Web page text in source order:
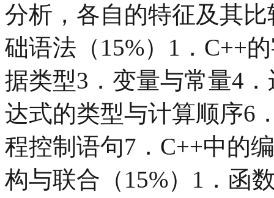
分析，各自的特征及其
础语法（15%）1．C++
据类型3．变量与常量4
达式的类型与计算顺序6
程控制语句7．C++中的
构与联合（15%）1．函